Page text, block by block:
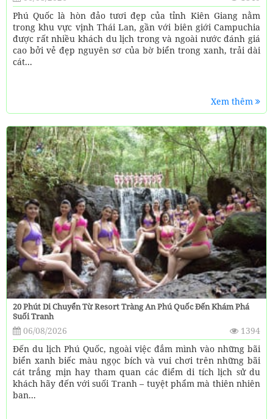
Phú Quốc là hòn đảo tươi đẹp của tỉnh Kiên Giang nằm
trong khu vực vịnh Thái Lan, gần với biên giới Campuchia
được rất nhiều khách du lịch trong và ngoài nước đánh giá
cao bởi vẻ đẹp nguyên sơ của bờ biển trong xanh, trải dài
cát...
Xem thêm
20 Phút Di Chuyển Từ Resort Tràng An Phú Quốc Đến Khám Phá
Suối Tranh
06/08/2026
1394
Đến du lịch Phú Quốc, ngoài việc đắm mình vào những bãi
biển xanh biếc màu ngọc bích và vui chơi trên những bãi
cát trắng mịn hay tham quan các điểm di tích lịch sử du
khách hãy đến với suối Tranh – tuyệt phẩm mà thiên nhiên
ban...